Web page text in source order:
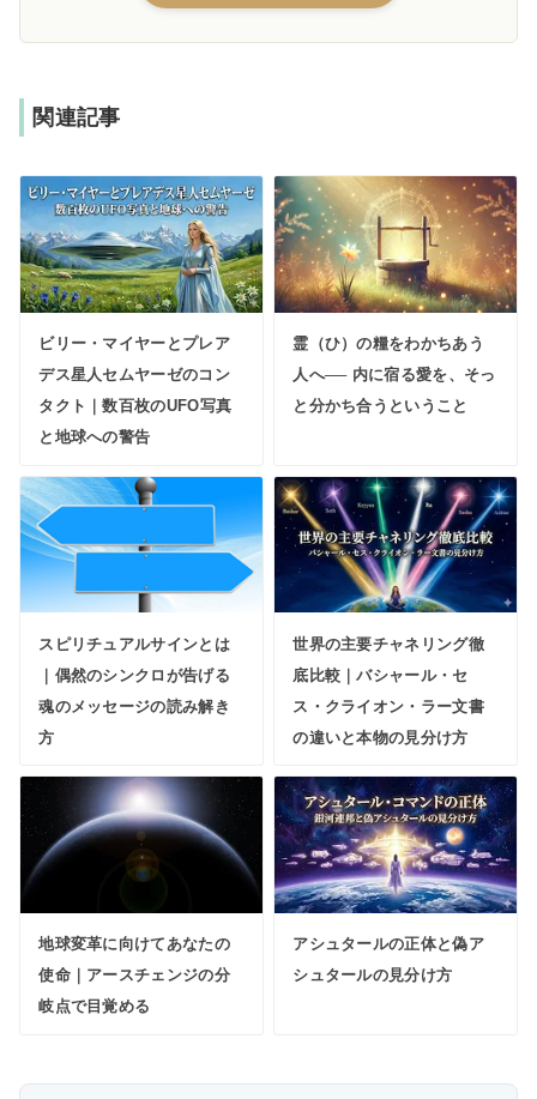
関連記事
ビリー・マイヤーとプレア
デス星人セムヤーゼのコン
タクト｜数百枚のUFO写真
と地球への警告
霊（ひ）の糧をわかちあう
人へ── 内に宿る愛を、そっ
と分かち合うということ
スピリチュアルサインとは
｜偶然のシンクロが告げる
魂のメッセージの読み解き
方
世界の主要チャネリング徹
底比較｜バシャール・セ
ス・クライオン・ラー文書
の違いと本物の見分け方
地球変革に向けてあなたの
使命｜アースチェンジの分
岐点で目覚める
アシュタールの正体と偽ア
シュタールの見分け方